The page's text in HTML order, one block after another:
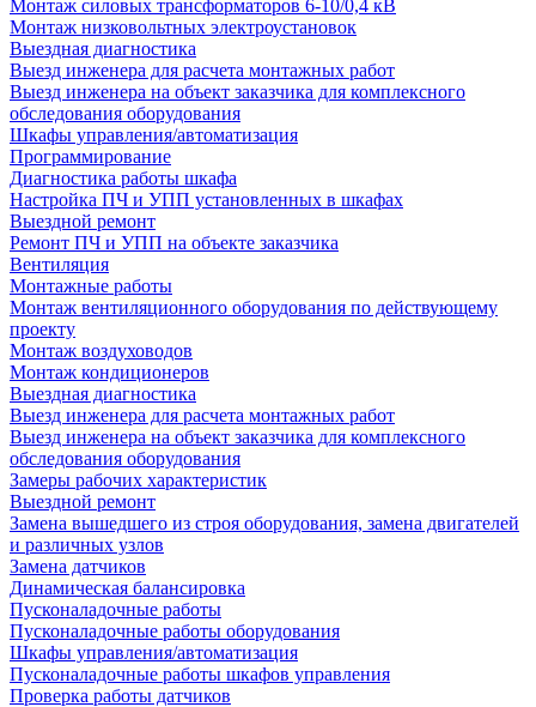
Монтаж силовых трансформаторов 6-10/0,4 кВ
Монтаж низковольтных электроустановок
Выездная диагностика
Выезд инженера для расчета монтажных работ
Выезд инженера на объект заказчика для комплексного
обследования оборудования
Шкафы управления/автоматизация
Программирование
Диагностика работы шкафа
Настройка ПЧ и УПП установленных в шкафах
Выездной ремонт
Ремонт ПЧ и УПП на объекте заказчика
Вентиляция
Монтажные работы
Монтаж вентиляционного оборудования по действующему
проекту
Монтаж воздуховодов
Монтаж кондиционеров
Выездная диагностика
Выезд инженера для расчета монтажных работ
Выезд инженера на объект заказчика для комплексного
обследования оборудования
Замеры рабочих характеристик
Выездной ремонт
Замена вышедшего из строя оборудования, замена двигателей
и различных узлов
Замена датчиков
Динамическая балансировка
Пусконаладочные работы
Пусконаладочные работы оборудования
Шкафы управления/автоматизация
Пусконаладочные работы шкафов управления
Проверка работы датчиков